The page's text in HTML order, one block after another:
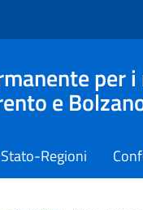
per
e
Regioni